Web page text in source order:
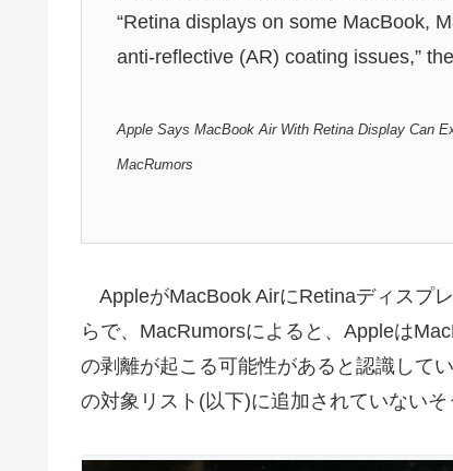
“Retina displays on some MacBook,
anti-reflective (AR) coating issues,”
Apple Says MacBook Air With Retina Display Can
MacRumors
AppleがMacBook AirにRetinaディスプ
らで、MacRumorsによると、Appleは
の剥離が起こる可能性があると認識して
の対象リスト(以下)に追加されていないそ